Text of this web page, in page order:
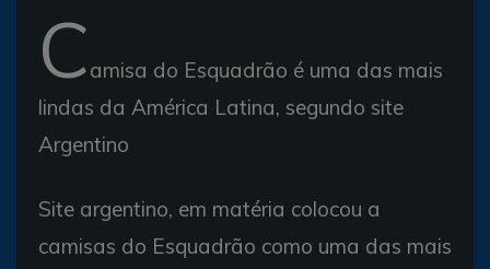
Camisa do Esquadrão é uma das mais
lindas da América Latina, segundo site
Argentino
Site argentino, em matéria colocou a
camisas do Esquadrão como uma das mais